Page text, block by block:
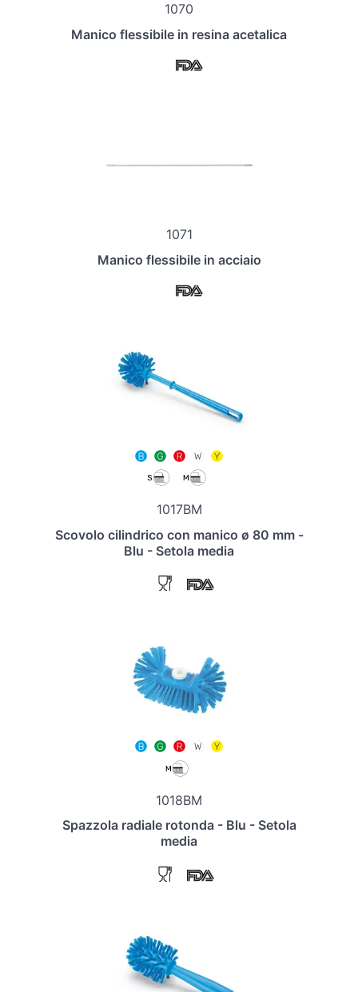
1070
Manico flessibile in resina acetalica
1071
Manico flessibile in acciaio
1017BM
Scovolo cilindrico con manico ø 80 mm -
Blu - Setola media
1018BM
Spazzola radiale rotonda - Blu - Setola
media